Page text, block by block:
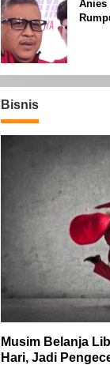
Anies
Bisnis
Musim Belanja
Hari, Jadi